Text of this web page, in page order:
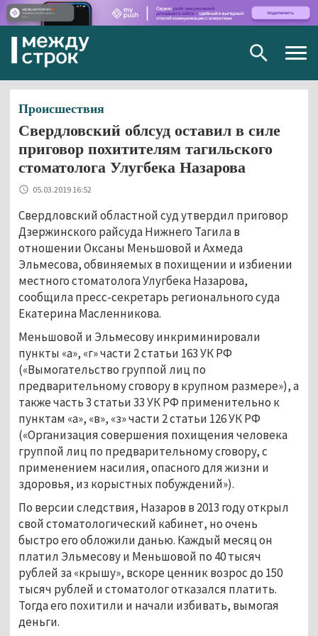
Происшествия
Свердловский облсуд оставил в силе
приговор похитителям тагильского
стоматолога Улугбека Назарова
05.03.2019 16:52
Свердловский областной суд утвердил приговор
Дзержинского райсуда Нижнего Тагила в
отношении Оксаны Меньшовой и Ахмеда
Эльмесова, обвиняемых в похищении и избиении
местного стоматолога Улугбека Назарова,
сообщила пресс-секретарь регионального суда
Екатерина Масленникова.
Меньшовой и Эльмесову инкриминировали
пункты «а», «г» части 2 статьи 163 УК РФ
(«Вымогательство группой лиц по
предварительному сговору в крупном размере»), а
также часть 3 статьи 33 УК РФ применительно к
пунктам «а», «в», «з» части 2 статьи 126 УК РФ
(«Организация совершения похищения человека
группой лиц по предварительному сговору, с
применением насилия, опасного для жизни и
здоровья, из корыстных побуждений»).
По версии следствия, Назаров в 2013 году открыл
свой стоматологический кабинет, но очень
быстро его обложили данью. Каждый месяц он
платил Эльмесову и Меньшовой по 40 тысяч
рублей за «крышу», вскоре ценник возрос до 150
тысяч рублей и стоматолог отказался платить.
Тогда его похитили и начали избивать, вымогая
деньги.